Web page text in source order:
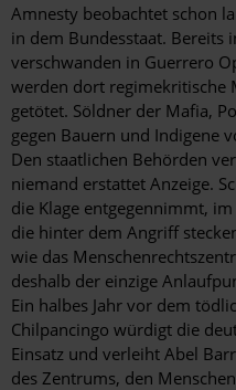
Amnesty beobachtet schon
in dem Bundesstaat. Bereits
verschwanden in Guerrero
werden dort regimekritische
getötet. Söldner der Mafia,
gegen Bauern und Indigene
Den staatlichen Behörden
niemand erstattet Anzeige.
die Klage entgegennimmt,
die hinter dem Angriff
wie das
deshalb der einzige
Ein halbes Jahr vor dem
Chilpancingo würdigt die
Einsatz und verleiht Abel
des Zentrums, den